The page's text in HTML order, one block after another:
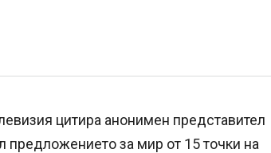
цитира анонимен представител
предложението за мир от 15 точки на